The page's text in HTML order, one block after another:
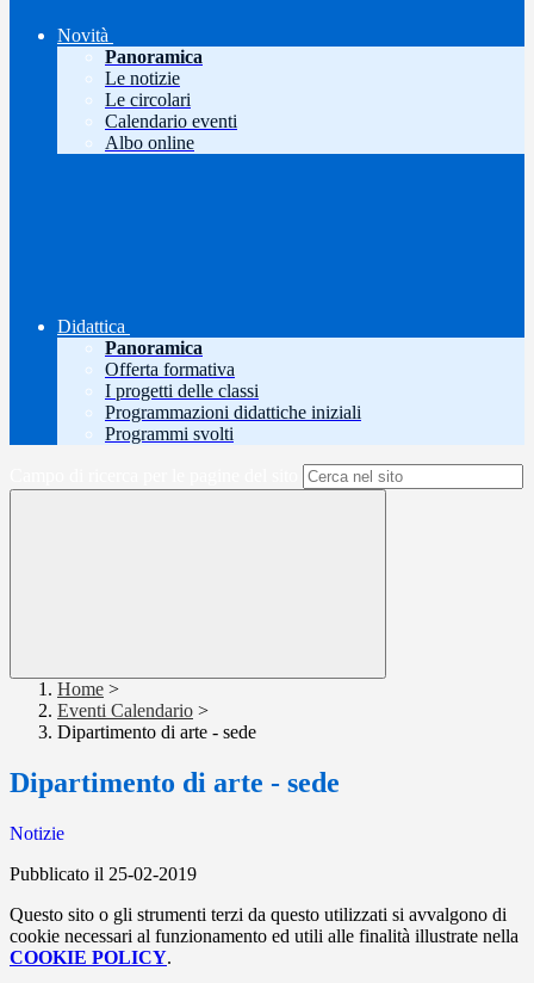
Novità
Panoramica
Le notizie
Le circolari
Calendario eventi
Albo online
Didattica
Panoramica
Offerta formativa
I progetti delle classi
Programmazioni didattiche iniziali
Programmi svolti
Home >
Eventi Calendario >
Dipartimento di arte - sede
Dipartimento di arte - sede
Notizie
Pubblicato il 25-02-2019
Questo sito o gli strumenti terzi da questo utilizzati si avvalgono di
cookie necessari al funzionamento ed utili alle finalità illustrate nella
COOKIE POLICY.